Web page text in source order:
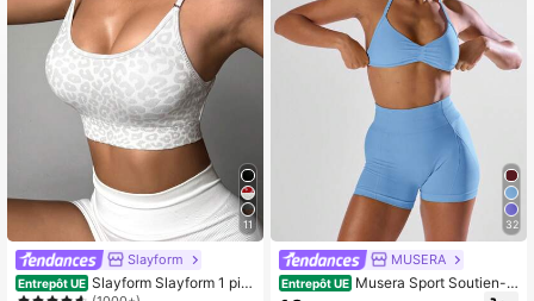
11
Slayform
Entrepôt UE Slayform Slayform 1 piè
32
MUSERA
Entrepôt UE Musera Sport Soutien-g